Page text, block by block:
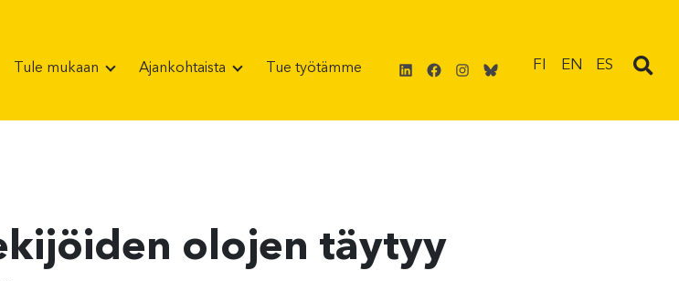
Tule mukaan Ajankohtaista Tue työtämme LinkedIn
Facebook
Instagram
Bluesky
FI EN ES
olojen täytyy